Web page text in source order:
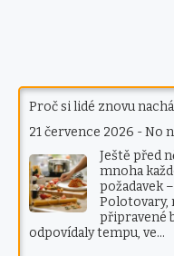
Proč si lidé znovu
21 července 2026 -No
Ještě před
mnoha
požadavek
Polotovary,
připravené
odpovídaly tempu, ve…